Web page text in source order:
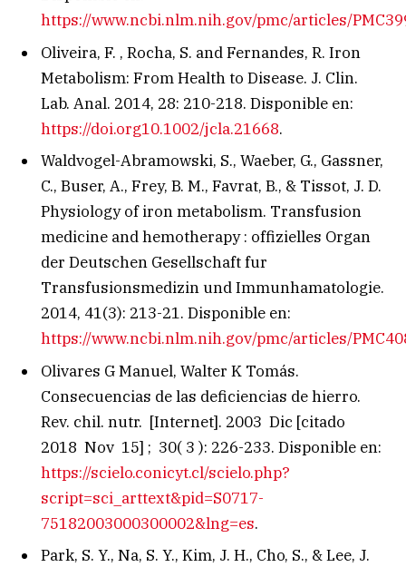
https://www.ncbi.nlm.nih.gov/pmc/articles/
Oliveira, F. , Rocha, S. and Fernandes, R. Iron
Metabolism: From Health to Disease. J. Clin.
Lab. Anal. 2014, 28: 210-218. Disponible en:
https://doi.org10.1002/jcla.21668.
Waldvogel-Abramowski, S., Waeber, G., Gassner,
C., Buser, A., Frey, B. M., Favrat, B., & Tissot, J. D.
Physiology of iron metabolism. Transfusion
medicine and hemotherapy : offizielles Organ
der Deutschen Gesellschaft fur
Transfusionsmedizin und Immunhamatologie.
2014, 41(3): 213-21. Disponible en:
https://www.ncbi.nlm.nih.gov/pmc/articles/
Olivares G Manuel, Walter K Tomás.
Consecuencias de las deficiencias de hierro.
Rev. chil. nutr. [Internet]. 2003 Dic [citado
2018 Nov 15] ; 30( 3 ): 226-233. Disponible en:
https://scielo.conicyt.cl/scielo.php?
script=sci_arttext&pid=S0717-
75182003000300002&lng=es.
Park, S. Y., Na, S. Y., Kim, J. H., Cho, S., & Lee, J.